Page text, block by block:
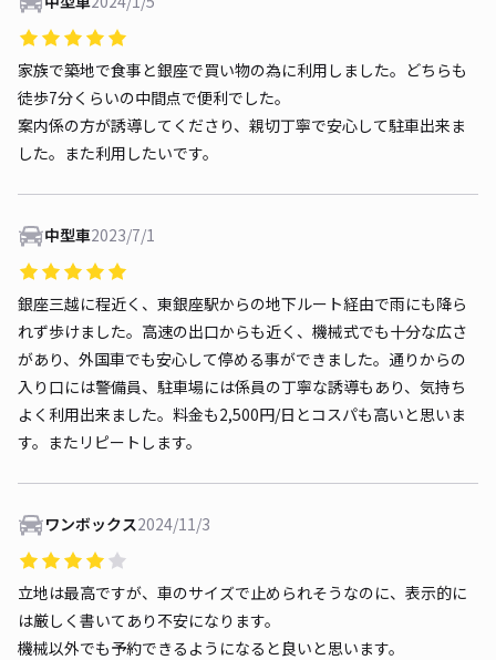
家族で築地で食事と銀座で買い物の為に利用しました。どちらも
徒歩7分くらいの中間点で便利でした。
案内係の方が誘導してくださり、親切丁寧で安心して駐車出来ま
した。また利用したいです。
中型車2023/7/1
銀座三越に程近く、東銀座駅からの地下ルート経由で雨にも降ら
れず歩けました。高速の出口からも近く、機械式でも十分な広さ
があり、外国車でも安心して停める事ができました。通りからの
入り口には警備員、駐車場には係員の丁寧な誘導もあり、気持ち
よく利用出来ました。料金も2,500円/日とコスパも高いと思いま
す。またリピートします。
ワンボックス2024/11/3
立地は最高ですが、車のサイズで止められそうなのに、表示的に
は厳しく書いてあり不安になります。
機械以外でも予約できるようになると良いと思います。